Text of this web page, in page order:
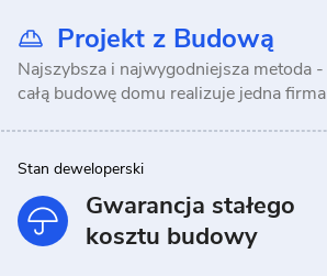
Projekt z Budową
Najszybsza i najwygodniejsza metoda -
całą budowę domu realizuje jedna firma
Stan deweloperski
Gwarancja stałego
kosztu budowy